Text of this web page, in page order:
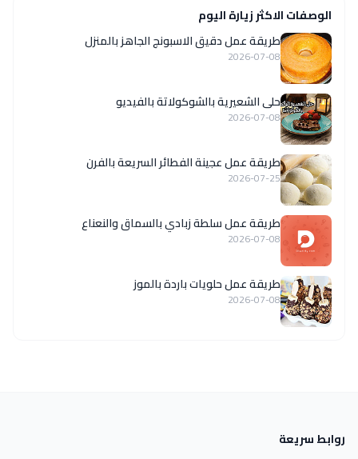
الوصفات الاكثر زيارة اليوم
طريقة عمل دقيق الاسبونج الجاهز بالمنزل
2026-07-08
حلى الشعيرية بالشوكولاتة بالفيديو
2026-07-08
طريقة عمل عجينة الفطائر السريعة بالفرن
2026-07-25
طريقة عمل سلطة زبادي بالسماق والنعناع
2026-07-08
طريقة عمل حلويات باردة بالموز
2026-07-08
روابط سريعة